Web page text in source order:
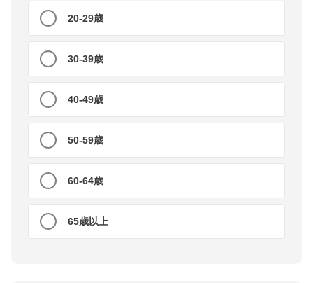
20-29歳
30-39歳
40-49歳
50-59歳
60-64歳
65歳以上